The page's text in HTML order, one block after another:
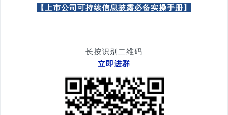
【上市公司可持续信息披露必备实操手册】
长按识别二维码
立即进群